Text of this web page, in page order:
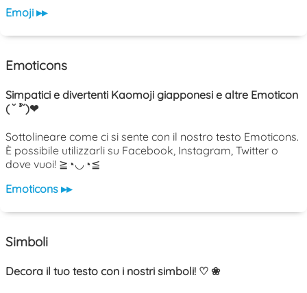
Emoji ▸▸
Emoticons
Simpatici e divertenti Kaomoji giapponesi e altre Emoticon
( ˘ ³˘)❤
Sottolineare come ci si sente con il nostro testo Emoticons.
È possibile utilizzarli su Facebook, Instagram, Twitter o
dove vuoi! ≧◔◡◔≦
Emoticons ▸▸
Simboli
Decora il tuo testo con i nostri simboli! ♡ ❀